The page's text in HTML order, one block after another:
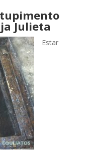
Julieta
Estar